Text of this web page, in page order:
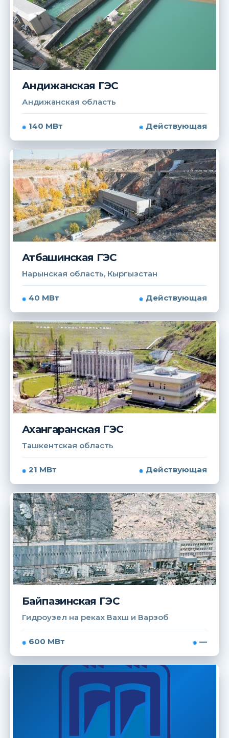
Андижанская ГЭС
Андижанская область
140 МВт Действующая
Атбашинская ГЭС
Нарынская область, Кыргызстан
40 МВт Действующая
Ахангаранская ГЭС
Ташкентская область
21 МВт Действующая
Байпазинская ГЭС
Гидроузел на реках Вахш и Варзоб
600 МВт —